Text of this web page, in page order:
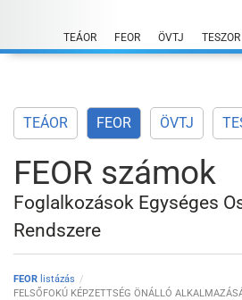
content
TEÁOR FEOR ÖVTJ TESZOR
TEÁOR FEOR ÖVTJ
FEOR számok
Foglalkozások Egységes
Rendszere
FEOR listázás
FELSŐFOKÚ KÉPZETTSÉG ÖNÁLLÓ